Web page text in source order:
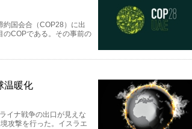
国会合（COP28）に出
のCOPである。その事前の
温暖化
イナ戦争の出口が見えな
攻撃を行った。イスラエ